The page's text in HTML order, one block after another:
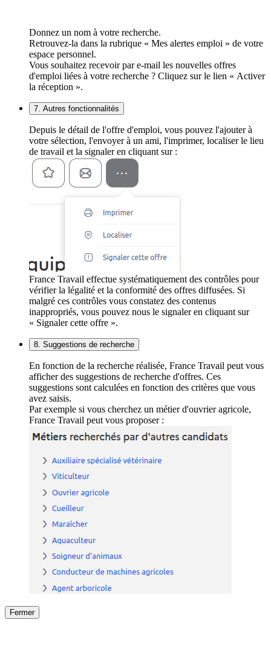
Donnez un nom à votre recherche.
Retrouvez-la dans la rubrique « Mes alertes emploi » de votre
espace personnel.
Vous souhaitez recevoir par e-mail les nouvelles offres
d'emploi liées à votre recherche ? Cliquez sur le lien « Activer
la réception ».
7. Autres fonctionnalités
Depuis le détail de l'offre d'emploi, vous pouvez l'ajouter à
votre sélection, l'envoyer à un ami, l'imprimer, localiser le lieu
de travail et la signaler en cliquant sur :
France Travail effectue systématiquement des contrôles pour
vérifier la légalité et la conformité des offres diffusées. Si
malgré ces contrôles vous constatez des contenus
inappropriés, vous pouvez nous le signaler en cliquant sur
« Signaler cette offre ».
8. Suggestions de recherche
En fonction de la recherche réalisée, France Travail peut vous
afficher des suggestions de recherche d'offres. Ces
suggestions sont calculées en fonction des critères que vous
avez saisis.
Par exemple si vous cherchez un métier d'ouvrier agricole,
France Travail peut vous proposer :
Fermer